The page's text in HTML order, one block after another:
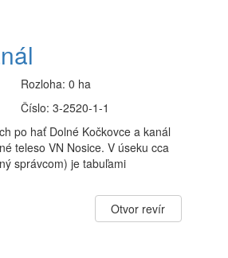
Rozloha:0 ha
Číslo:3-2520-1-1
po hať Dolné Kočkovce a kanál
teleso VN Nosice. V úseku cca
správcom) je tabuľami
Otvor revír